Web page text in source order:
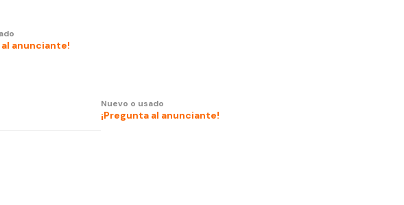
al anunciante!
Nuevo o usado
¡Pregunta al anunciante!